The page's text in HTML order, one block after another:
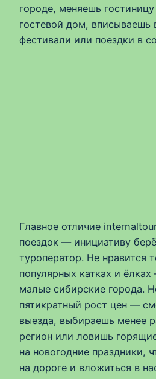
городе, меняешь
гостевой дом, вписываешь
фестивали или поездки в
Главное отличие
поездок — инициативу
туроператор. Не нравится
популярных катках и
малые сибирские города.
пятикратный рост цен —
выезда, выбираешь менее
регион или ловишь
на новогодние праздники,
на дороге и вложиться в